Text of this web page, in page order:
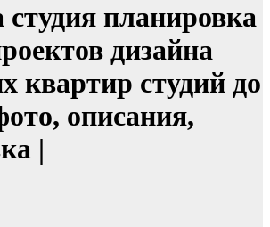
планировка
дизайна
квартир студий до
описания,
|